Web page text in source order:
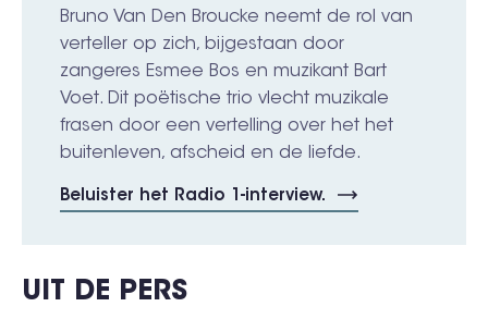
Bruno Van Den Broucke neemt de rol van
verteller op zich, bijgestaan door
zangeres Esmee Bos en muzikant Bart
Voet. Dit poëtische trio vlecht muzikale
frasen door een vertelling over het het
buitenleven, afscheid en de liefde.
Beluister het Radio 1-interview.
UIT DE PERS